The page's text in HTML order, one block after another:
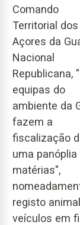
Comando
Territorial dos
Açores da
Nacional
Republicana,
equipas do
ambiente da
fazem a
fiscalização
uma panóplia
matérias",
registo
veículos em